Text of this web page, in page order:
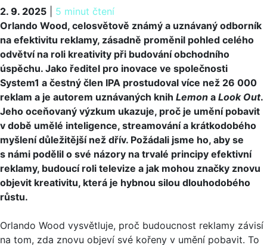
2. 9. 2025 5 minut čtení
2. 9. 2025
Orlando Wood, celosvětově známý a uznávaný odborník
na efektivitu reklamy, zásadně proměnil pohled celého
odvětví na roli kreativity při budování obchodního
úspěchu. Jako ředitel pro inovace ve společnosti
System1 a čestný člen IPA prostudoval více než 26 000
reklam a je autorem uznávaných knih Lemon a Look Out.
Jeho oceňovaný výzkum ukazuje, proč je umění pobavit
v době umělé inteligence, streamování a krátkodobého
myšlení důležitější než dřív. Požádali jsme ho, aby se
s námi podělil o své názory na trvalé principy efektivní
reklamy, budoucí roli televize a jak mohou značky znovu
objevit kreativitu, která je hybnou silou dlouhodobého
růstu.
Orlando Wood vysvětluje, proč budoucnost reklamy závisí
na tom, zda znovu objeví své kořeny v umění pobavit. To